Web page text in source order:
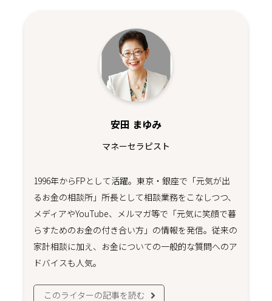
安田 まゆみ
マネーセラピスト
1996年からFPとして活躍。東京・銀座で「元気が出
るお金の相談所」所長として相談業務をこなしつつ、
メディアやYouTube、メルマガ等で「元気に笑顔で暮
らすためのお金の付き合い方」の情報を発信。従来の
家計相談に加え、お金についての一般的な質問へのア
ドバイスも人気。
このライターの記事を読む